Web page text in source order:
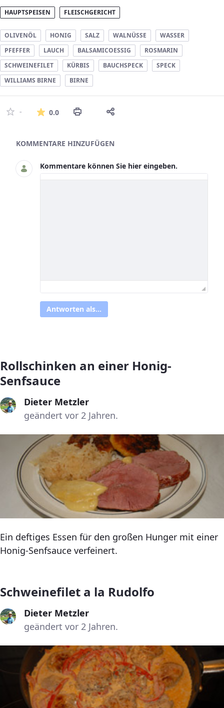
HAUPTSPEISEN FLEISCHGERICHT
OLIVENÖL HONIG SALZ WALNÜSSE
WASSER
PFEFFER
LAUCH BALSAMICOESSIG
ROSMARIN
SCHWEINEFILET
KÜRBIS BAUCHSPECK
SPECK
WILLIAMS BIRNE
BIRNE
- 0.0Die durchschnittliche Bewertung ist 0
Asset-Herausgeber
KOMMENTARE HINZUFÜGEN
Kommentare können Sie hier eingeben.
Antworten als...
Rollschinken an einer Honig-
Senfsauce
Dieter Metzler
geändert vor 2 Jahren.
Ein deftiges Essen für den großen Hunger mit einer
Honig-Senfsauce verfeinert.
Schweinefilet a la Rudolfo
Dieter Metzler
geändert vor 2 Jahren.